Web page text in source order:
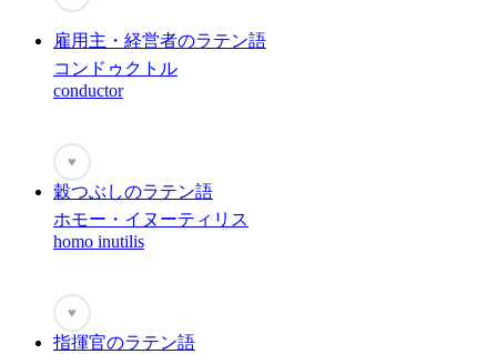
雇用主・経営者のラテン語
コンドゥクトル
conductor
♥
穀つぶしのラテン語
ホモー・イヌーティリス
homo inutilis
♥
指揮官のラテン語